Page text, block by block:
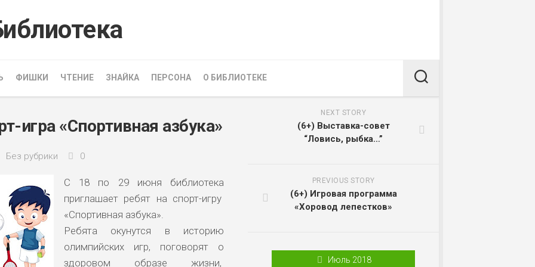
ФИШКИ ЧТЕНИЕ ЗНАЙКА ПЕРСОНА О БИБЛИОТЕКЕ
игра «Спортивная азбука»
Без рубрики 0
С 18 по 29 июня библиотека
приглашает ребят наспорт-игру
«Спортивная азбука».
Ребята окунутся в историю
олимпийских игр, поговорят о
здоровом образе жизни,
NEXT STORY
(6+) Выставка-совет
“Ловись, рыбка…”
PREVIOUS STORY
(6+) Игровая программа
«Хоровод лепестков»
Июль 2018